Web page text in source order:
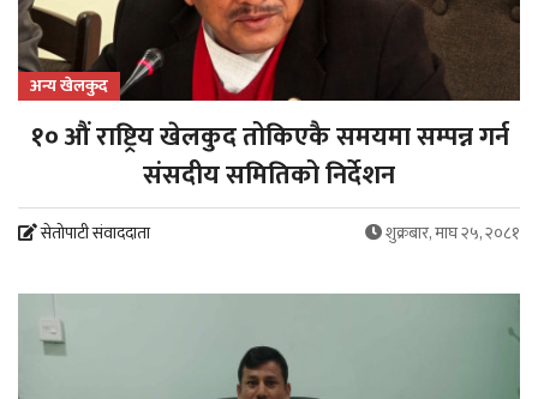
अन्य खेलकुद
१० औं राष्ट्रिय खेलकुद तोकिएकै समयमा सम्पन्न गर्न
संसदीय समितिको निर्देशन
सेतोपाटी संवाददाता शुक्रबार, माघ २५, २०८१